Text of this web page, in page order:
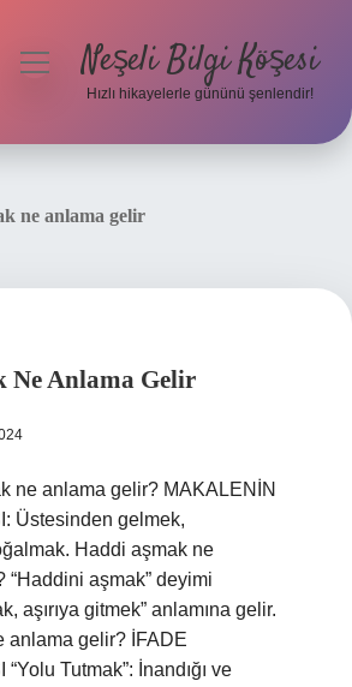
menüyüNeşeli Bilgi Köşesi
Hızlı hikayelerle gününü şenlendir!
ne anlama gelir
Ne Anlama Gelir
ne anlama gelir? MAKALENİN
Üstesinden gelmek,
Haddi aşmak ne
“Haddini aşmak” deyimi
aşırıya gitmek” anlamına gelir.
anlama gelir? İFADE
Tutmak”: İnandığı ve